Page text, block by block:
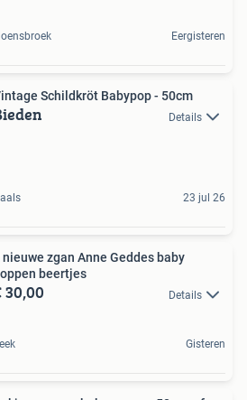
Eergisteren
Schildkröt Babypop - 50cm
Details
23 jul 26
nieuwe zgan Anne Geddes baby
beertjes
30,00 Details
Gisteren